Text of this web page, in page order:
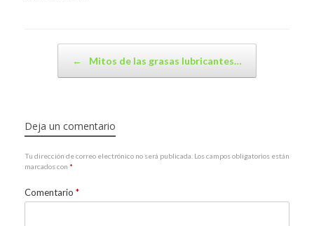
← Mitos de las grasas lubricantes…
Deja un comentario
Tu dirección de correo electrónico no será publicada. Los campos obligatorios están
marcados con *
Comentario *